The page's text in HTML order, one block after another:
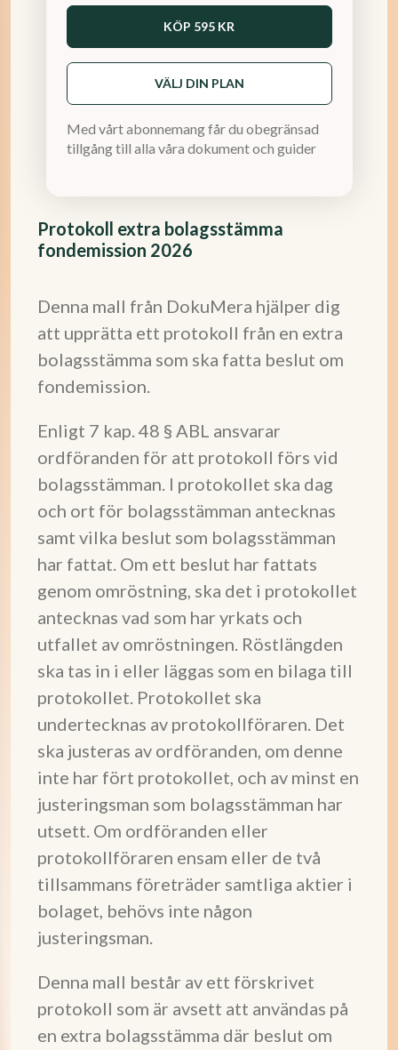
Protokoll extra bolagsstämma
fondemission 2026
Denna mall från DokuMera hjälper dig
att upprätta ett protokoll från en extra
bolagsstämma som ska fatta beslut om
fondemission.
Enligt 7 kap. 48 § ABL ansvarar
ordföranden för att protokoll förs vid
bolagsstämman. I protokollet ska dag
och ort för bolagsstämman antecknas
samt vilka beslut som bolagsstämman
har fattat. Om ett beslut har fattats
genom omröstning, ska det i protokollet
antecknas vad som har yrkats och
utfallet av omröstningen. Röstlängden
ska tas in i eller läggas som en bilaga till
protokollet. Protokollet ska
undertecknas av protokollföraren. Det
ska justeras av ordföranden, om denne
inte har fört protokollet, och av minst en
justeringsman som bolagsstämman har
utsett. Om ordföranden eller
protokollföraren ensam eller de två
tillsammans företräder samtliga aktier i
bolaget, behövs inte någon
justeringsman.
Denna mall består av ett förskrivet
protokoll som är avsett att användas på
en extra bolagsstämma där beslut om
KÖP 595 KR
VÄLJ DIN PLAN
Med vårt abonnemang får du obegränsad
tillgång till alla våra dokument och guider